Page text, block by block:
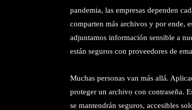
pandemia, las empresas dependen
comparten más archivos y por ende,
adjuntamos información sensible a
están seguros con proveedores de
Muchas personas van más allá.
proteger un archivo con contraseña.
se mantendrán seguros, accesibles